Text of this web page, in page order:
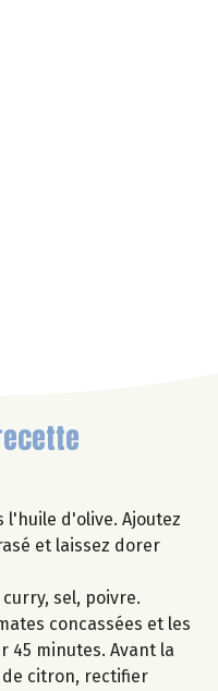
l'huile d'olive. Ajoutez
et laissez dorer
sel, poivre.
concassées et les
45 minutes. Avant la
de citron, rectifier